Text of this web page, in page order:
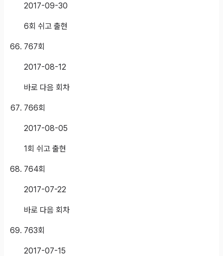
2017-09-30
6회 쉬고 출현
767회
2017-08-12
바로 다음 회차
766회
2017-08-05
1회 쉬고 출현
764회
2017-07-22
바로 다음 회차
763회
2017-07-15